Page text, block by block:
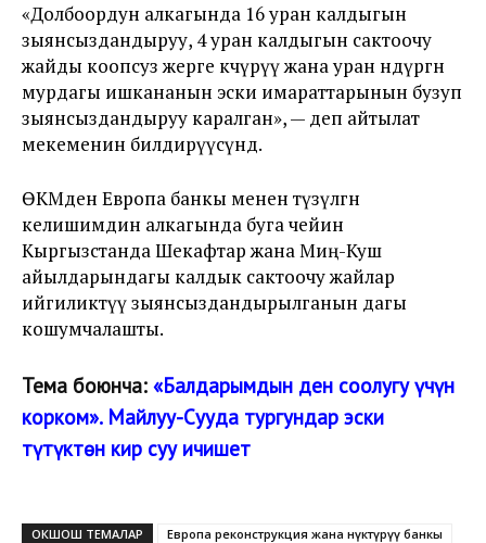
«Долбоордун алкагында 16 уран калдыгын
зыянсыздандыруу, 4 уран калдыгын сактоочу
жайды коопсуз жерге көчүрүү жана уран өндүргөн
мурдагы ишкананын эски имараттарынын бузуп
зыянсыздандыруу каралган», — деп айтылат
мекеменин билдирүүсүндө.
ӨКМден Европа банкы менен түзүлгөн
келишимдин алкагында буга чейин
Кыргызстанда Шекафтар жана Миң-Куш
айылдарындагы калдык сактоочу жайлар
ийгиликтүү зыянсыздандырылганын дагы
кошумчалашты.
Тема боюнча: «Балдарымдын ден соолугу үчүн
корком». Майлуу-Сууда тургундар эски
түтүктөн кир суу ичишет
ОКШОШ ТЕМАЛАР
Европа реконструкция жана өнүктүрүү банкы